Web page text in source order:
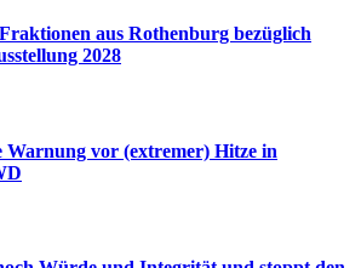
aus Rothenburg bezüglich
2028
vor (extremer) Hitze in